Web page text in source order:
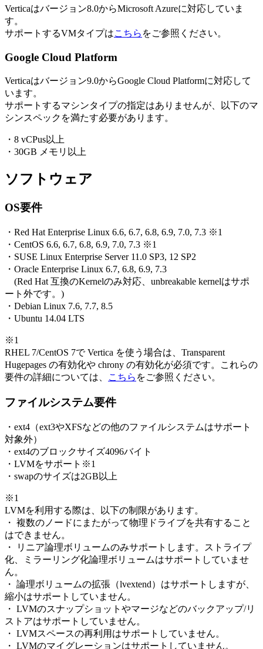
Verticaはバージョン8.0からMicrosoft Azureに対応していま
す。
サポートするVMタイプはこちら をご参照ください。
Google Cloud Platform
Verticaはバージョン9.0からGoogle Cloud Platformに対応して
います。
サポートするマシンタイプの指定はありませんが、以下のマ
シンスペックを満たす必要があります。
・8 vCPus以上
・30GB メモリ以上
ソフトウェア
OS要件
・Red Hat Enterprise Linux 6.6, 6.7, 6.8, 6.9, 7.0, 7.3 ※1
・CentOS 6.6, 6.7, 6.8, 6.9, 7.0, 7.3 ※1
・SUSE Linux Enterprise Server 11.0 SP3, 12 SP2
・Oracle Enterprise Linux 6.7, 6.8, 6.9, 7.3
(Red Hat 互換のKernelのみ対応、unbreakable kernelはサポ
ート外です。)
・Debian Linux 7.6, 7.7, 8.5
・Ubuntu 14.04 LTS
※1
RHEL 7/CentOS 7で Vertica を使う場合は、Transparent
Hugepages の有効化や chrony の有効化が必須です。これらの
要件の詳細については、
こちら をご参照ください。
ファイルシステム要件
・ext4（ext3やXFSなどの他のファイルシステムはサポート
対象外）
・ext4のブロックサイズ4096バイト
・LVMをサポート※1
・swapのサイズは2GB以上
※1
LVMを利用する際は、以下の制限があります。
・ 複数のノードにまたがって物理ドライブを共有すること
はできません。
・ リニア論理ボリュームのみサポートします。ストライプ
化、ミラーリング化論理ボリュームはサポートしていませ
ん。
・ 論理ボリュームの拡張（lvextend）はサポートしますが、
縮小はサポートしていません。
・ LVMのスナップショットやマージなどのバックアップ/リ
ストアはサポートしていません。
・ LVMスペースの再利用はサポートしていません。
・ LVMのマイグレーションはサポートしていません。